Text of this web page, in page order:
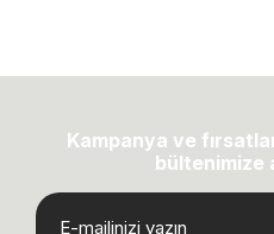
Kampanya ve
bültenimize